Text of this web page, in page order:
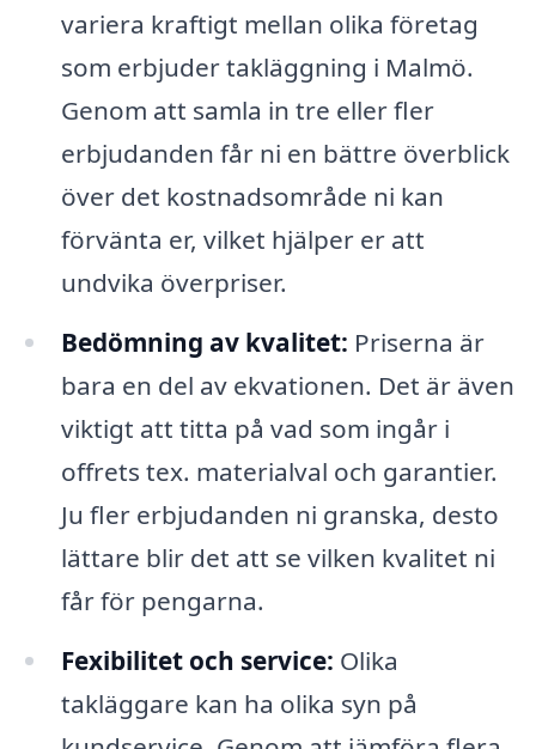
variera kraftigt mellan olika företag
som erbjuder takläggning i Malmö.
Genom att samla in tre eller fler
erbjudanden får ni en bättre överblick
över det kostnadsområde ni kan
förvänta er, vilket hjälper er att
undvika överpriser.
Bedömning av kvalitet: Priserna är
bara en del av ekvationen. Det är även
viktigt att titta på vad som ingår i
offrets tex. materialval och garantier.
Ju fler erbjudanden ni granska, desto
lättare blir det att se vilken kvalitet ni
får för pengarna.
Fexibilitet och service: Olika
takläggare kan ha olika syn på